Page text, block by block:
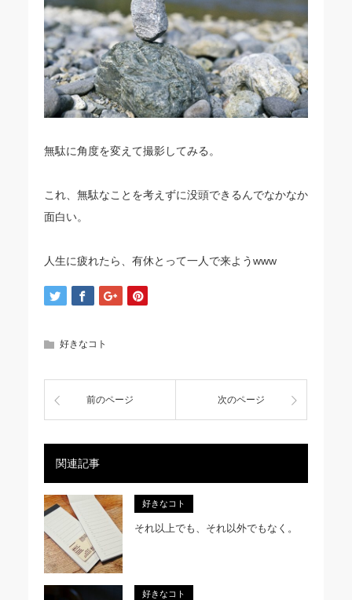
無駄に角度を変えて撮影してみる。
これ、無駄なことを考えずに没頭できるんでなかなか
面白い。
人生に疲れたら、有休とって一人で来ようwww
好きなコト
前のページ 次のページ
関連記事
好きなコト
それ以上でも、それ以外でもなく。
好きなコト